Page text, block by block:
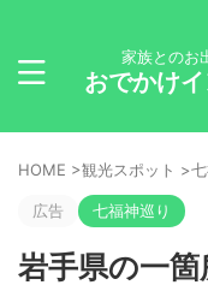
家族とのお
おでかけ
HOME >観光スポット >
広告 七福神巡り
岩手県の一